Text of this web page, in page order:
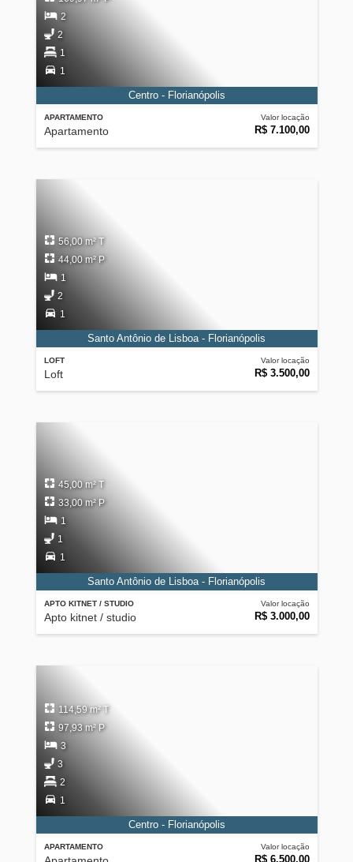
APARTAMENTO
Apartamento
Valor locação
R$ 7.100,00
2
2
1
1
Centro - Florianópolis
LOFT
Loft
Valor locação
R$ 3.500,00
56,00 m² T
44,00 m² P
1
2
1
Santo Antônio de Lisboa - Florianópolis
APTO KITNET / STUDIO
Apto kitnet / studio
Valor locação
R$ 3.000,00
45,00 m² T
33,00 m² P
1
1
1
Santo Antônio de Lisboa - Florianópolis
APARTAMENTO Valor locação
R$ 6.500,00
114,59 m² T
97,93 m² P
3
3
2
1
Centro - Florianópolis